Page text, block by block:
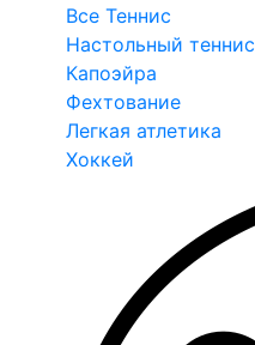
Все Теннис
Настольный теннис
Капоэйра
Фехтование
Легкая атлетика
Хоккей